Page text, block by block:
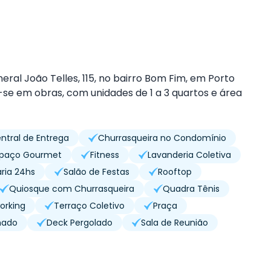
João Telles, 115, no bairro Bom Fim, em Porto
em obras, com unidades de 1 a 3 quartos e área
de Entrega
Churrasqueira no Condomínio
Gourmet
Fitness
Lavanderia Coletiva
24hs
Salão de Festas
Rooftop
Quiosque com Churrasqueira
Quadra Tênis
Terraço Coletivo
Praça
Deck Pergolado Sala de Reunião